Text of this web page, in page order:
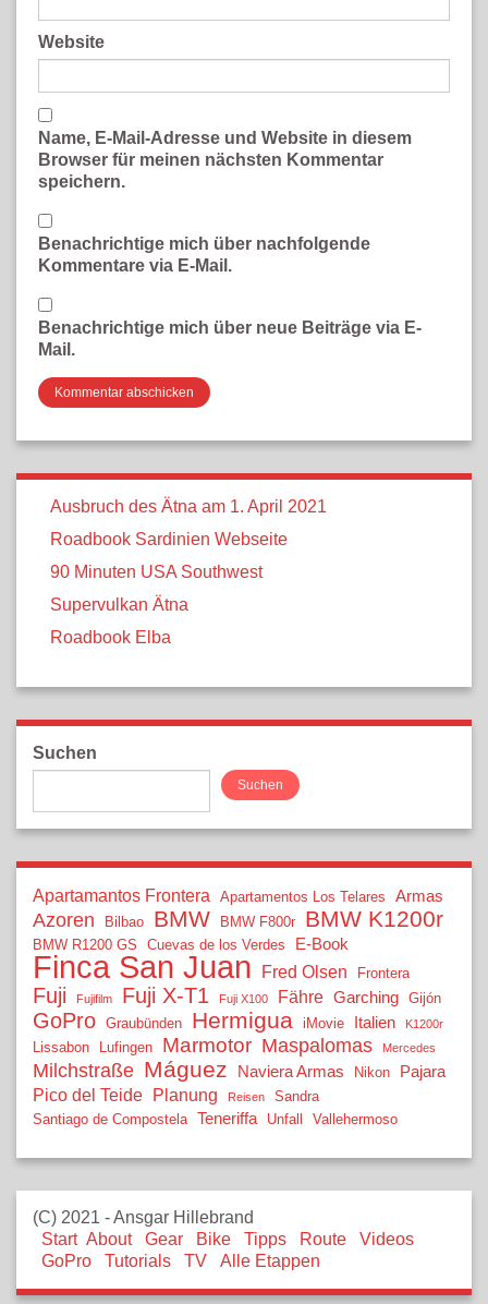
Website
Name, E-Mail-Adresse und Website in diesem
Browser für meinen nächsten Kommentar
speichern.
Benachrichtige mich über nachfolgende
Kommentare via E-Mail.
Benachrichtige mich über neue Beiträge via E-
Mail.
Ausbruch des Ätna am 1. April 2021
Roadbook Sardinien Webseite
90 Minuten USA Southwest
Supervulkan Ätna
Roadbook Elba
Suchen
Suchen
Apartamantos Frontera Apartamentos Los Telares Armas
Azoren Bilbao BMW BMW F800r BMW K1200r
BMW R1200 GS Cuevas de los Verdes E-Book
Finca San Juan Fred Olsen Frontera
Fuji Fujifilm Fuji X-T1 Fuji X100 Fähre Garching Gijón
GoPro Graubünden Hermigua iMovie Italien K1200r
Lissabon Lufingen Marmotor Maspalomas Mercedes
Milchstraße Máguez Naviera Armas Nikon Pajara
Pico del Teide Planung Reisen
Sandra
Santiago de Compostela Teneriffa Unfall Vallehermoso
(C) 2021 - Ansgar Hillebrand
Start About Gear Bike Tipps Route
Videos
GoPro
Tutorials TV Alle Etappen